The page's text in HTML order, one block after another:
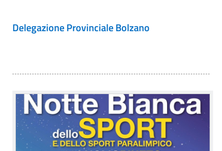
Delegazione Provinciale Bolzano